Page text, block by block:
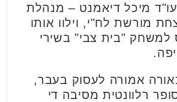
מיכל דיאמנט – מנהלת
מורשת לח"י, וילוו אותו
למשחק "בית צבי" בשירי
אמורה לעסוק בעבר,
רלוונטית מסיבה די